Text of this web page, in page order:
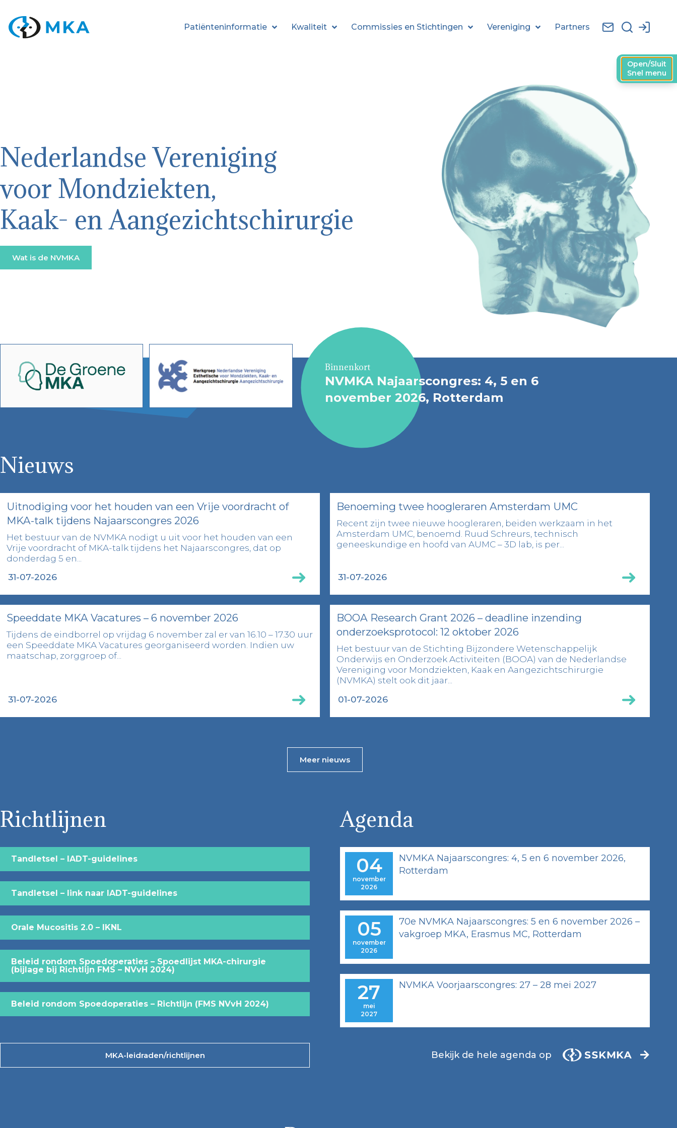
Patiënteninformatie Kwaliteit Commissies en Stichtingen Vereniging Partners
Nederlandse Vereniging
voor Mondziekten,
Kaak- en Aangezichtschirurgie
Wat is de NVMKA
Binnenkort
NVMKA Najaarscongres: 4, 5 en 6
november 2026, Rotterdam
Nieuws
Uitnodiging voor het houden van een Vrije voordracht of
MKA-talk tijdens Najaarscongres 2026
Het bestuur van de NVMKA nodigt u uit voor het houden van een
Vrije voordracht of MKA-talk tijdens het Najaarscongres, dat op
donderdag 5 en...
31-07-2026
Benoeming twee hoogleraren Amsterdam UMC
Recent zijn twee nieuwe hoogleraren, beiden werkzaam in het
Amsterdam UMC, benoemd. Ruud Schreurs, technisch
geneeskundige en hoofd van AUMC – 3D lab, is per...
31-07-2026
Speeddate MKA Vacatures – 6 november 2026
Tijdens de eindborrel op vrijdag 6 november zal er van 16.10 – 17.30 uur
een Speeddate MKA Vacatures georganiseerd worden. Indien uw
maatschap, zorggroep of...
31-07-2026
BOOA Research Grant 2026 – deadline inzending
onderzoeksprotocol: 12 oktober 2026
Het bestuur van de Stichting Bijzondere Wetenschappelijk
Onderwijs en Onderzoek Activiteiten (BOOA) van de Nederlandse
Vereniging voor Mondziekten, Kaak en Aangezichtschirurgie
(NVMKA) stelt ook dit jaar...
01-07-2026
Meer nieuws
Richtlijnen
Tandletsel – IADT-guidelines
Tandletsel – link naar IADT-guidelines
Orale Mucositis 2.0 – IKNL
Beleid rondom Spoedoperaties – Spoedlijst MKA-chirurgie
(bijlage bij Richtlijn FMS – NVvH 2024)
Beleid rondom Spoedoperaties – Richtlijn (FMS NVvH 2024)
MKA-leidraden/richtlijnen
Agenda
NVMKA Najaarscongres: 4, 5 en 6 november 2026,
Rotterdam
04
november
2026
70e NVMKA Najaarscongres: 5 en 6 november 2026 –
vakgroep MKA, Erasmus MC, Rotterdam
05
november
2026
NVMKA Voorjaarscongres: 27 – 28 mei 2027
27
mei
2027
Bekijk de hele agenda op
Open/Sluit
Snel menu